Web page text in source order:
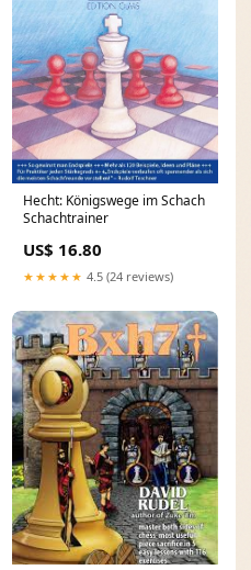
Hecht: Königswege im Schach
Schachtrainer
US$ 16.80
★★★★★ 4.5 (24 reviews)